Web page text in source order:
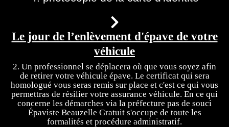
Le jour de l’enlèvement d'épave de votre
véhicule
2. Un professionnel se déplacera où que vous soyez afin
de retirer votre véhicule épave. Le certificat qui sera
homologué vous seras remis sur place et c'est ce qui vous
permettras de résilier votre assurance véhicule. En ce qui
concerne les démarches via la préfecture pas de souci
Épaviste Beauzelle Gratuit s'occupe de toute les
formalités et procédure administratif.